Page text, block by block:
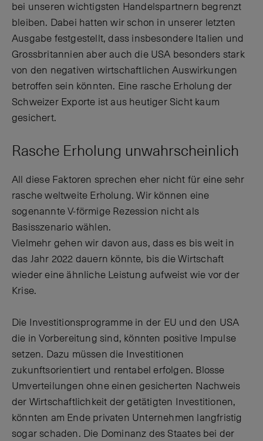
bei unseren wichtigsten Handelspartnern begrenzt
bleiben. Dabei hatten wir schon in unserer letzten
Ausgabe festgestellt, dass insbesondere Italien und
Grossbritannien aber auch die USA besonders stark
von den negativen wirtschaftlichen Auswirkungen
betroffen sein könnten. Eine rasche Erholung der
Schweizer Exporte ist aus heutiger Sicht kaum
gesichert.
Rasche Erholung unwahrscheinlich
All diese Faktoren sprechen eher nicht für eine sehr
rasche weltweite Erholung. Wir können eine
sogenannte V-förmige Rezession nicht als
Basisszenario wählen.
Vielmehr gehen wir davon aus, dass es bis weit in
das Jahr 2022 dauern könnte, bis die Wirtschaft
wieder eine ähnliche Leistung aufweist wie vor der
Krise.
Die Investitionsprogramme in der EU und den USA
die in Vorbereitung sind, könnten positive Impulse
setzen. Dazu müssen die Investitionen
zukunftsorientiert und rentabel erfolgen. Blosse
Umverteilungen ohne einen gesicherten Nachweis
der Wirtschaftlichkeit der getätigten Investitionen,
könnten am Ende privaten Unternehmen langfristig
sogar schaden. Die Dominanz des Staates bei der